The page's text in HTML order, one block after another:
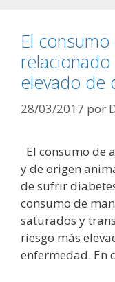
El
elevado de
28/03/2017 por
El consumo de
y de origen
de sufrir
consumo de
saturados y
riesgo más
enfermedad. En